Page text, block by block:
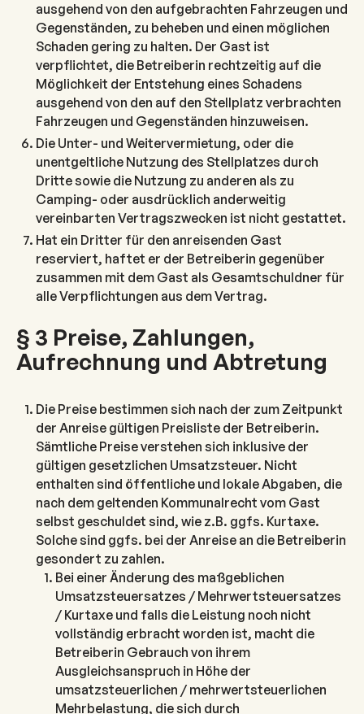
ausgehend von den aufgebrachten Fahrzeugen und
Gegenständen, zu beheben und einen möglichen
Schaden gering zu halten. Der Gast ist
verpflichtet, die Betreiberin rechtzeitig auf die
Möglichkeit der Entstehung eines Schadens
ausgehend von den auf den Stellplatz verbrachten
Fahrzeugen und Gegenständen hinzuweisen.
Die Unter- und Weitervermietung, oder die
unentgeltliche Nutzung des Stellplatzes durch
Dritte sowie die Nutzung zu anderen als zu
Camping- oder ausdrücklich anderweitig
vereinbarten Vertragszwecken ist nicht gestattet.
Hat ein Dritter für den anreisenden Gast
reserviert, haftet er der Betreiberin gegenüber
zusammen mit dem Gast als Gesamtschuldner für
alle Verpflichtungen aus dem Vertrag.
§ 3 Preise, Zahlungen,
Aufrechnung und Abtretung
Die Preise bestimmen sich nach der zum Zeitpunkt
der Anreise gültigen Preisliste der Betreiberin.
Sämtliche Preise verstehen sich inklusive der
gültigen gesetzlichen Umsatzsteuer. Nicht
enthalten sind öffentliche und lokale Abgaben, die
nach dem geltenden Kommunalrecht vom Gast
selbst geschuldet sind, wie z.B. ggfs. Kurtaxe.
Solche sind ggfs. bei der Anreise an die Betreiberin
gesondert zu zahlen.
Bei einer Änderung des maßgeblichen
Umsatzsteuersatzes / Mehrwertsteuersatzes
/ Kurtaxe und falls die Leistung noch nicht
vollständig erbracht worden ist, macht die
Betreiberin Gebrauch von ihrem
Ausgleichsanspruch in Höhe der
umsatzsteuerlichen / mehrwertsteuerlichen
Mehrbelastung, die sich durch